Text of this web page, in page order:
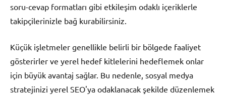
soru-cevap formatları gibi etkileşim odaklı içeriklerle
takipçilerinizle bağ kurabilirsiniz.
Küçük işletmeler genellikle belirli bir bölgede faaliyet
gösterirler ve yerel hedef kitlelerini hedeflemek onlar
için büyük avantaj sağlar. Bu nedenle, sosyal medya
stratejinizi yerel SEO'ya odaklanacak şekilde düzenlemek